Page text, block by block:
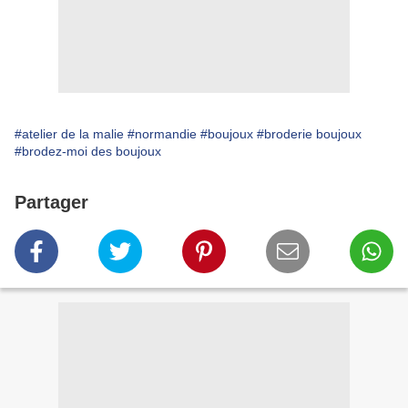
#atelier de la malie #normandie #boujoux #broderie boujoux
#brodez-moi des boujoux
Partager